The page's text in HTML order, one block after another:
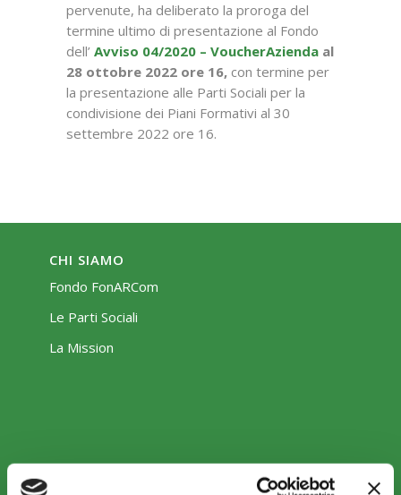
pervenute, ha deliberato la proroga del
termine ultimo di presentazione al Fondo
dell’ Avviso 04/2020 – VoucherAzienda al
28 ottobre 2022 ore 16, con termine per
la presentazione alle Parti Sociali per la
condivisione dei Piani Formativi al 30
settembre 2022 ore 16.
CHI SIAMO
Fondo FonARCom
Le Parti Sociali
La Mission